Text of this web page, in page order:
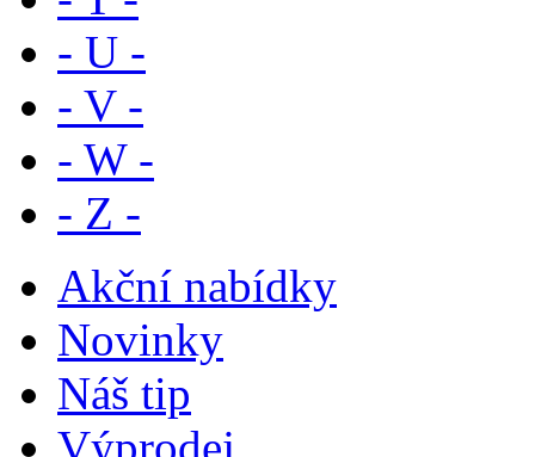
- U -
- V -
- W -
- Z -
Akční nabídky
Novinky
Náš tip
Výprodej